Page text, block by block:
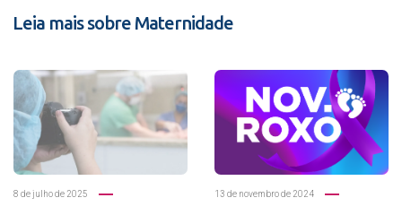
Leia mais sobre Maternidade
8 de julho de 2025 13 de novembro de 2024